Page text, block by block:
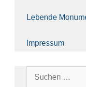
Leben­de
Impres­sum